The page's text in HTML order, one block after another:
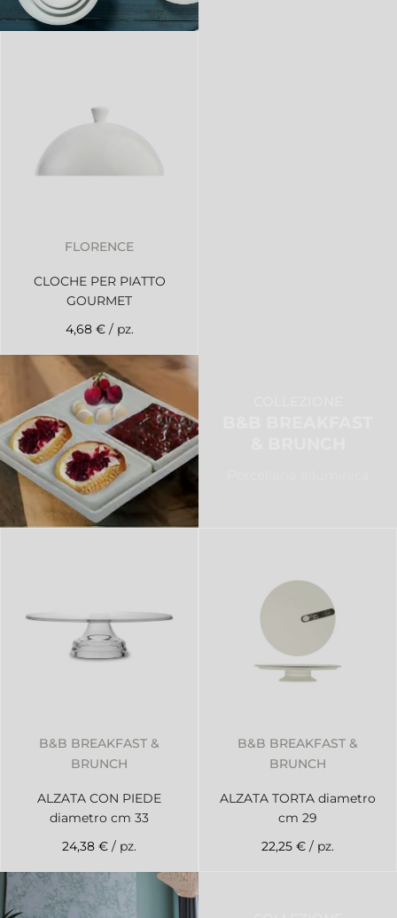
FLORENCE
CLOCHE PER PIATTO
GOURMET
4,68 € / pz.
B&B BREAKFAST &
BRUNCH
ALZATA CON PIEDE
diametro cm 33
24,38 € / pz.
B&B BREAKFAST &
BRUNCH
ALZATA TORTA diametro
cm 29
22,25 € / pz.